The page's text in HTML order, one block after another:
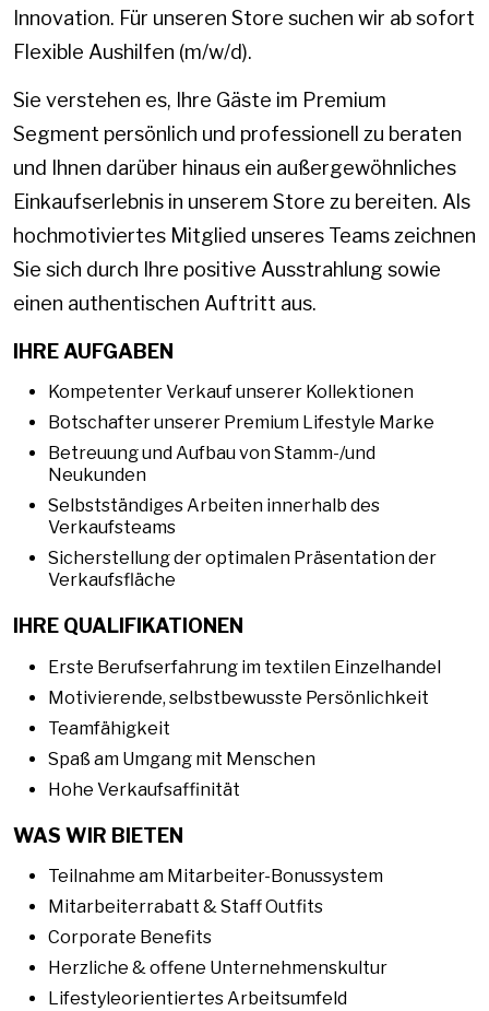
Innovation. Für unseren Store suchen wir ab sofort
Flexible Aushilfen (m/w/d).
Sie verstehen es, Ihre Gäste im Premium
Segment persönlich und professionell zu beraten
und Ihnen darüber hinaus ein außergewöhnliches
Einkaufserlebnis in unserem Store zu bereiten. Als
hochmotiviertes Mitglied unseres Teams zeichnen
Sie sich durch Ihre positive Ausstrahlung sowie
einen authentischen Auftritt aus.
IHRE AUFGABEN
Kompetenter Verkauf unserer Kollektionen
Botschafter unserer Premium Lifestyle Marke
Betreuung und Aufbau von Stamm-/und
Neukunden
Selbstständiges Arbeiten innerhalb des
Verkaufsteams
Sicherstellung der optimalen Präsentation der
Verkaufsfläche
IHRE QUALIFIKATIONEN
Erste Berufserfahrung im textilen Einzelhandel
Motivierende, selbstbewusste Persönlichkeit
Teamfähigkeit
Spaß am Umgang mit Menschen
Hohe Verkaufsaffinität
WAS WIR BIETEN
Teilnahme am Mitarbeiter-Bonussystem
Mitarbeiterrabatt & Staff Outfits
Corporate Benefits
Herzliche & offene Unternehmenskultur
Lifestyleorientiertes Arbeitsumfeld